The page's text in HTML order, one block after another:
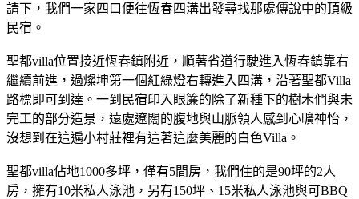
請下，我們一家四口便往恆春四溝出發尋找那處傳說中的頂級
民宿。
聖都villa位置接近恆春鎮附近，順著省道行駛進入恆春鎮靠右
繼續前進，過燦坤第一個紅綠燈右轉進入四溝，沿著聖都Villa
路標即可到達。一到民宿印入眼簾的除了新種下的樹木們與未
完工的部分造景，遠處遼闊的腹地與山脈領人感到心曠神怡，
沒想到在這遍小村莊裡有這著這麼美麗的白色Villa。
聖都villa佔地1000多坪，僅有5間房，我們住的是90坪的2人
房，擁有10米私人泳池，另有150坪、15米私人泳池與可BBQ